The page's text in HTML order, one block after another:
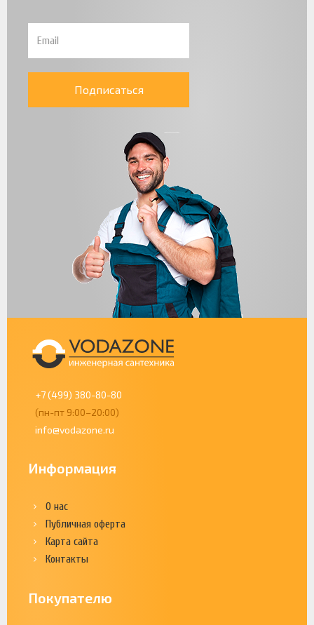
Подписаться
+7 (499) 380-80-80
(пн-пт 9:00–20:00)
info@vodazone.ru
Информация
О нас
Публичная оферта
Карта сайта
Контакты
Покупателю